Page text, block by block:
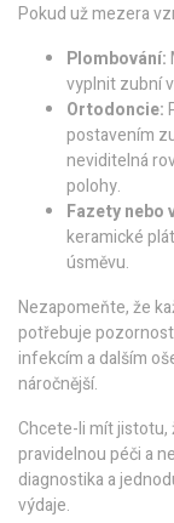
Pokud už mezera
Plombování:
vyplnit zubní
Ortodoncie:
postavením
neviditelná
polohy.
Fazety nebo
keramické
úsměvu.
Nezapomeňte, že
potřebuje
infekcím a dalším
náročnější.
Chcete-li mít jistotu,
pravidelnou péči a
diagnostika a
výdaje.